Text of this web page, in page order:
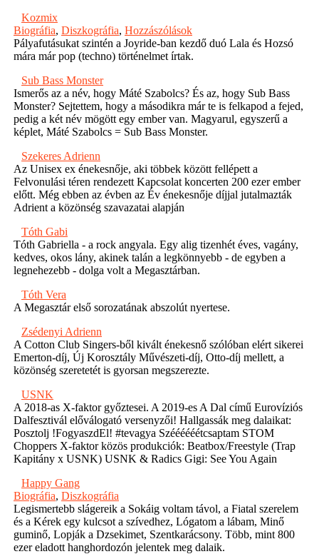
Kozmix
Biográfia, Diszkográfia, Hozzászólások
Pályafutásukat szintén a Joyride-ban kezdő duó Lala és Hozsó
mára már pop (techno) történelmet írtak.
Sub Bass Monster
Ismerős az a név, hogy Máté Szabolcs? És az, hogy Sub Bass
Monster? Sejtettem, hogy a másodikra már te is felkapod a fejed,
pedig a két név mögött egy ember van. Magyarul, egyszerű a
képlet, Máté Szabolcs = Sub Bass Monster.
Szekeres Adrienn
Az Unisex ex énekesnője, aki többek között fellépett a
Felvonulási téren rendezett Kapcsolat koncerten 200 ezer ember
előtt. Még ebben az évben az Év énekesnője díjjal jutalmazták
Adrient a közönség szavazatai alapján
Tóth Gabi
Tóth Gabriella - a rock angyala. Egy alig tizenhét éves, vagány,
kedves, okos lány, akinek talán a legkönnyebb - de egyben a
legnehezebb - dolga volt a Megasztárban.
Tóth Vera
A Megasztár első sorozatának abszolút nyertese.
Zsédenyi Adrienn
A Cotton Club Singers-ből kivált énekesnő szólóban elért sikerei
Emerton-díj, Új Korosztály Művészeti-díj, Otto-díj mellett, a
közönség szeretetét is gyorsan megszerezte.
USNK
A 2018-as X-faktor győztesei. A 2019-es A Dal című Eurovíziós
Dalfesztivál előválogató versenyzői! Hallgassák meg dalaikat:
Posztolj !FogyaszdEl! #tevagya Széééééétcsaptam STOM
Choppers X-faktor közös produkciók: Beatbox/Freestyle (Trap
Kapitány x USNK) USNK & Radics Gigi: See You Again
Happy Gang
Biográfia, Diszkográfia
Legismertebb slágereik a Sokáig voltam távol, a Fiatal szerelem
és a Kérek egy kulcsot a szívedhez, Lógatom a lábam, Minő
guminő, Lopják a Dzsekimet, Szentkarácsony. Több, mint 800
ezer eladott hanghordozón jelentek meg dalaik.